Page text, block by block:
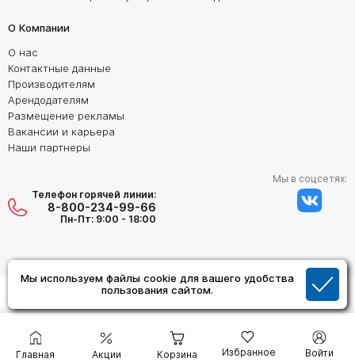
Мы используем файлы cookie для вашего удобства
пользования сайтом.
Главная Акции Корзина Избранное Войти
О Компании
О нас
Контактные данные
Производителям
Арендодателям
Размещение рекламы
Вакансии и карьера
Наши партнеры
Телефон горячей линии:
8-800-234-99-66
Пн-Пт: 9:00 - 18:00
Мы в соцсетях: